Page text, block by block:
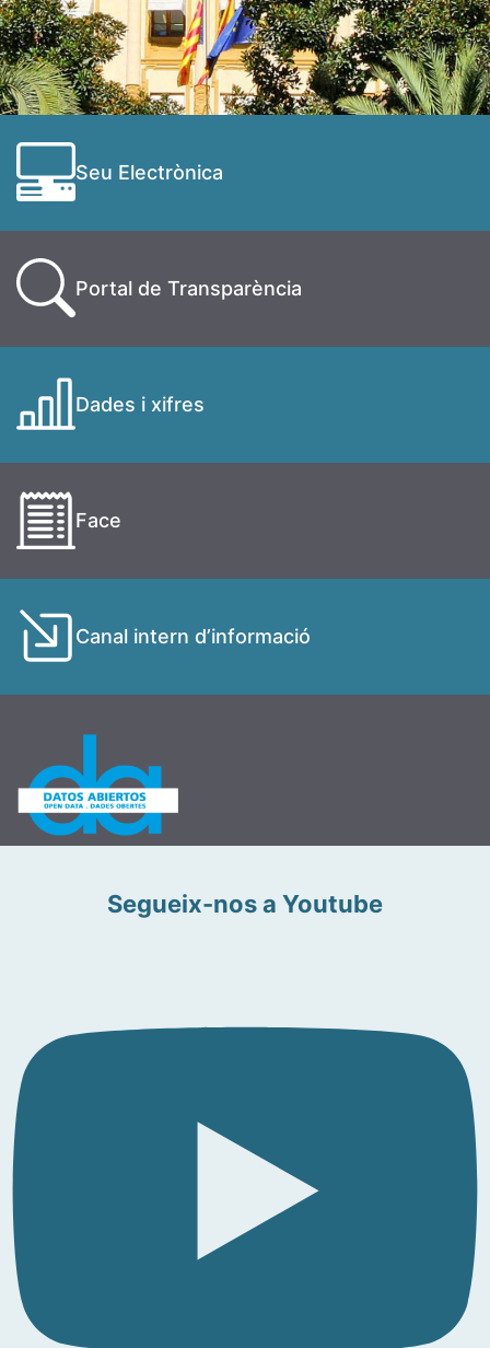
Seu Electrònica
Portal de Transparència
Dades i xifres
Face
Canal intern d’informació
Segueix-nos a Youtube